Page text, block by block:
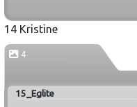
14 Kristine
4
15_Eglite